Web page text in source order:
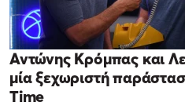
Αντώνης Κρόμπας και
μία ξεχωριστή
Time